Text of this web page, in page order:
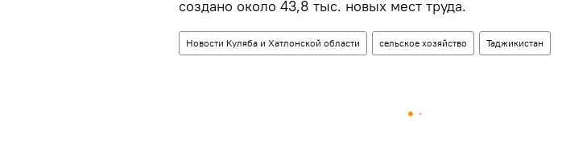
создано около 43,8 тыс. новых мест труда.
Новости Куляба и Хатлонской области сельское хозяйство Таджикистан